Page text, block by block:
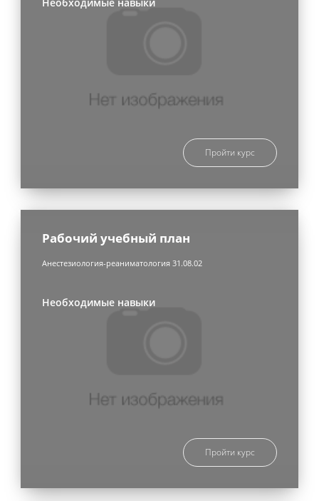
Пройти курс
Рабочий учебный план
Анестезиология-реаниматология 31.08.02
Необходимые навыки
Пройти курс